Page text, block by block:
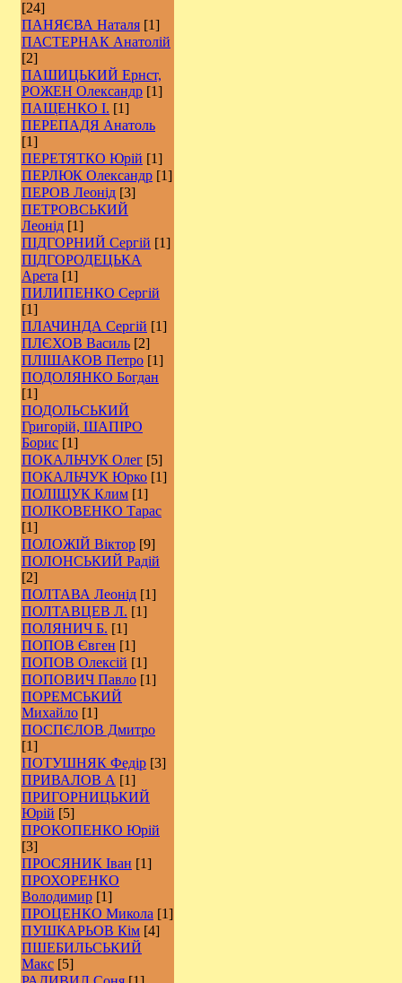
[24]
ПАНЯЄВА Наталя [1]
ПАСТЕРНАК Анатолій
[2]
ПАШИЦЬКИЙ Ернст,
РОЖЕН Олександр [1]
ПАЩЕНКО І. [1]
ПЕРЕПАДЯ Анатоль
[1]
ПЕРЕТЯТКО Юрій [1]
ПЕРЛЮК Олександр [1]
ПЕРОВ Леонід [3]
ПЕТРОВСЬКИЙ
Леонід [1]
ПІДГОРНИЙ Сергій [1]
ПІДГОРОДЕЦЬКА
Арета [1]
ПИЛИПЕНКО Сергій
[1]
ПЛАЧИНДА Сергій [1]
ПЛЄХОВ Василь [2]
ПЛІШАКОВ Петро [1]
ПОДОЛЯНКО Богдан
[1]
ПОДОЛЬСЬКИЙ
Григорій, ШАПІРО
Борис [1]
ПОКАЛЬЧУК Олег [5]
ПОКАЛЬЧУК Юрко [1]
ПОЛІЩУК Клим [1]
ПОЛКОВЕНКО Тарас
[1]
ПОЛОЖІЙ Віктор [9]
ПОЛОНСЬКИЙ Радій
[2]
ПОЛТАВА Леонід [1]
ПОЛТАВЦЕВ Л. [1]
ПОЛЯНИЧ Б. [1]
ПОПОВ Євген [1]
ПОПОВ Олексій [1]
ПОПОВИЧ Павло [1]
ПОРЕМСЬКИЙ
Михайло [1]
ПОСПЄЛОВ Дмитро
[1]
ПОТУШНЯК Федір [3]
ПРИВАЛОВ А [1]
ПРИГОРНИЦЬКИЙ
Юрій [5]
ПРОКОПЕНКО Юрій
[3]
ПРОСЯНИК Іван [1]
ПРОХОРЕНКО
Володимир [1]
ПРОЦЕНКО Микола [1]
ПУШКАРЬОВ Кім [4]
ПШЕБИЛЬСЬКИЙ
Макс [5]